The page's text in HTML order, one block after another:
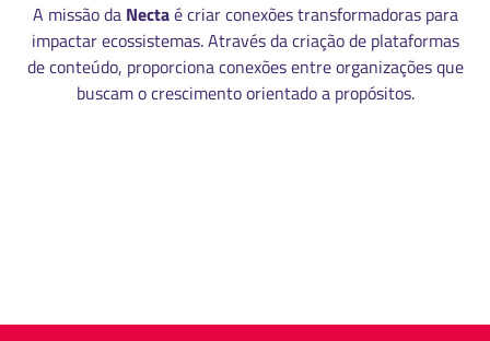
A missão da Nectaé criar conexões transformadoras para
impactar ecossistemas. Através da criação de plataformas
de conteúdo, proporciona conexões entre organizações que
buscam o crescimento orientado a propósitos.